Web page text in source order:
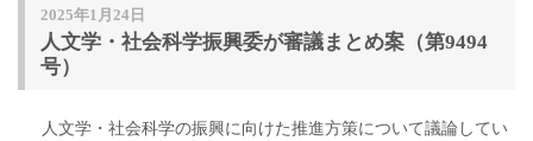
2025年1月24日
人文学・社会科学振興委が審議まとめ案（第9494
号）
人文学・社会科学の振興に向けた推進方策について議論してい